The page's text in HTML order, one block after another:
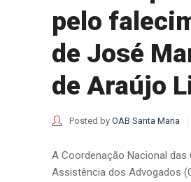
pelo
de José
de Araújo
Posted by OAB Santa Maria
A Coordenação Nacional das
Assistência dos Advogados